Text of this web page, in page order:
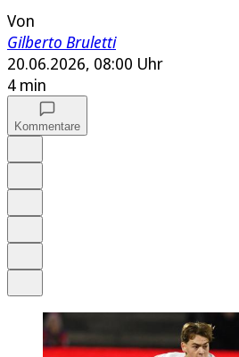
Von
Gilberto Bruletti
20.06.2026, 08:00 Uhr
4 min
Kommentare